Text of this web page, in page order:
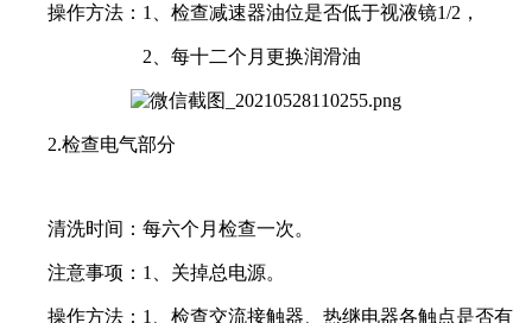
操作方法：1、检查减速器油位是否低于视液镜1/2，
2、每十二个月更换润滑油
2.检查电气部分
清洗时间：每六个月检查一次。
注意事项：1、关掉总电源。
操作方法：1、检查交流接触器、热继电器各触点是否有